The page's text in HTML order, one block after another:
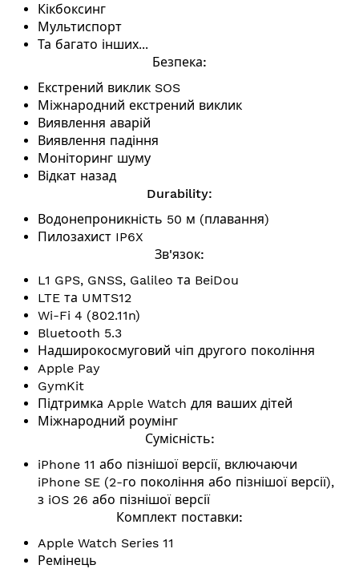
Кікбоксинг
Мультиспорт
Та багато інших...
Безпека:
Екстрений виклик SOS
Міжнародний екстрений виклик
Виявлення аварій
Виявлення падіння
Моніторинг шуму
Відкат назад
Durability:
Водонепроникність 50 м (плавання)
Пилозахист IP6X
Зв'язок:
L1 GPS, GNSS, Galileo та BeiDou
LTE та UMTS12
Wi-Fi 4 (802.11n)
Bluetooth 5.3
Надширокосмуговий чіп другого покоління
Apple Pay
GymKit
Підтримка Apple Watch для ваших дітей
Міжнародний роумінг
Сумісність:
iPhone 11 або пізнішої версії, включаючи
iPhone SE (2-го покоління або пізнішої версії),
з iOS 26 або пізнішої версії
Комплект поставки:
Apple Watch Series 11
Ремінець